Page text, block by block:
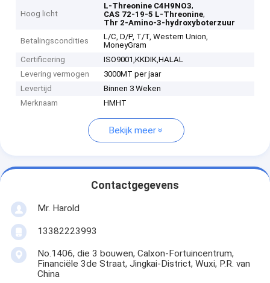
Hoog licht
L-Threonine C4H9NO3,
CAS 72-19-5 L-Threonine,
Thr 2-Amino-3-hydroxyboterzuur
Betalingscondities
L/C, D/P, T/T, Western Union,
MoneyGram
Certificering
ISO9001,KKDIK,HALAL
Levering vermogen
3000MT per jaar
Levertijd
Binnen 3 Weken
Merknaam
HMHT
Bekijk meer
Contactgegevens
Mr. Harold
13382223993
No.1406, die 3 bouwen, Calxon-Fortuincentrum,
Financiële 3de Straat, Jingkai-District, Wuxi, P.R. van
China